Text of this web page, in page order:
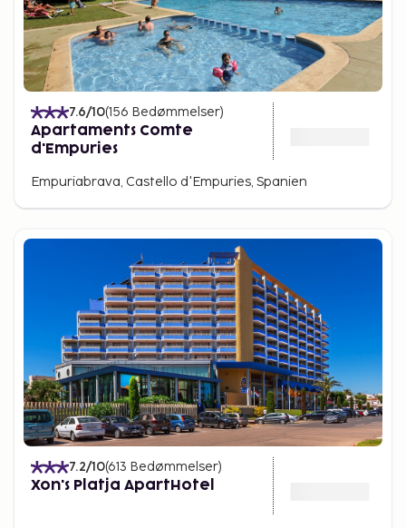
7.6/10(156 Bedømmelser)
Apartaments Comte
d'Empuries
Empuriabrava, Castello d'Empuries, Spanien
7.2/10(613 Bedømmelser)
Xon's Platja ApartHotel